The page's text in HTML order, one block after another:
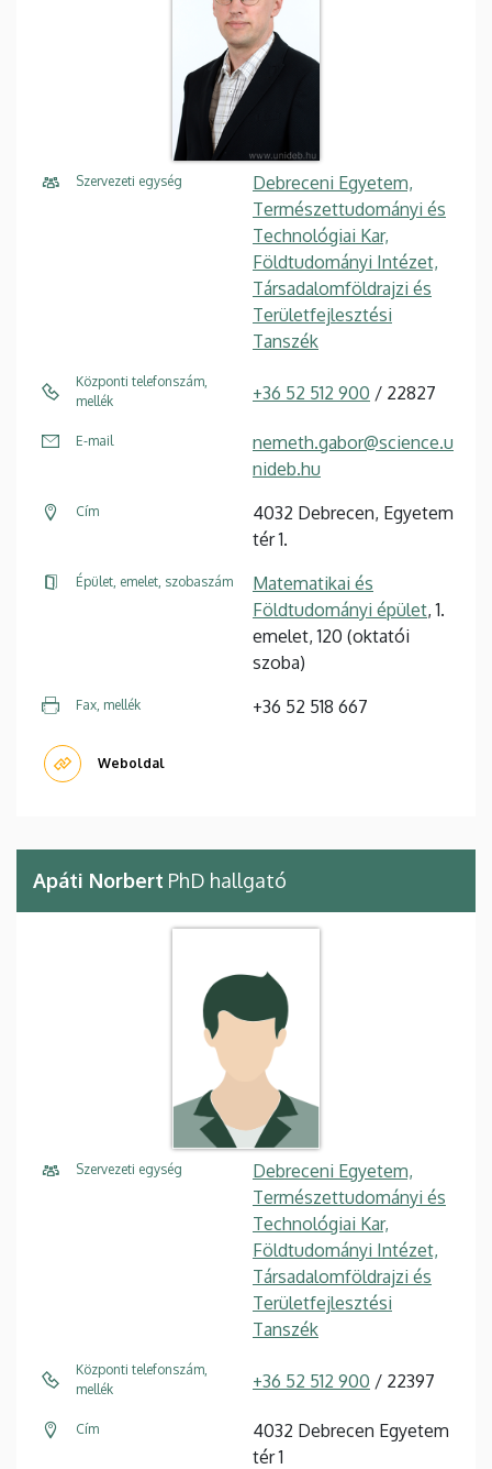
Szervezeti egység
Debreceni Egyetem,
Természettudományi és
Technológiai Kar,
Földtudományi Intézet,
Társadalomföldrajzi és
Területfejlesztési
Tanszék
Központi telefonszám,
mellék
+36 52 512 900 / 22827
E-mail
nemeth.gabor@science.u
nideb.hu
Cím
4032 Debrecen, Egyetem
tér 1.
Épület, emelet, szobaszám
Matematikai és
Földtudományi épület, 1.
emelet, 120 (oktatói
szoba)
Fax, mellék +36 52 518 667
Weboldal
Apáti Norbert PhD hallgató
Szervezeti egység
Debreceni Egyetem,
Természettudományi és
Technológiai Kar,
Földtudományi Intézet,
Társadalomföldrajzi és
Területfejlesztési
Tanszék
Központi telefonszám,
mellék
+36 52 512 900 / 22397
Cím
4032 Debrecen Egyetem
tér 1